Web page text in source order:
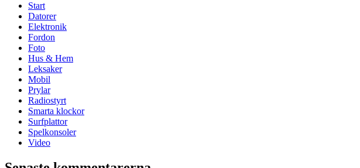
Start
Datorer
Elektronik
Fordon
Foto
Hus & Hem
Leksaker
Mobil
Prylar
Radiostyrt
Smarta klockor
Surfplattor
Spelkonsoler
Video